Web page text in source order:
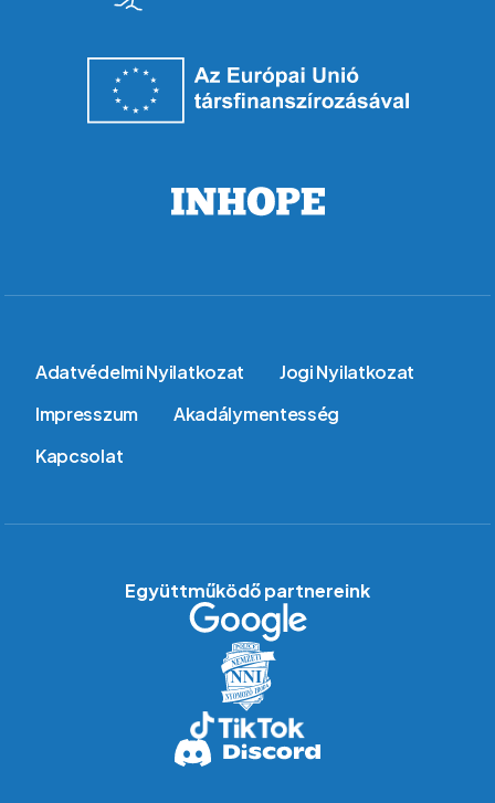
Lábléc
Adatvédelmi Nyilatkozat
Jogi Nyilatkozat
Impresszum
Akadálymentesség
Kapcsolat
Együttműködő partnereink